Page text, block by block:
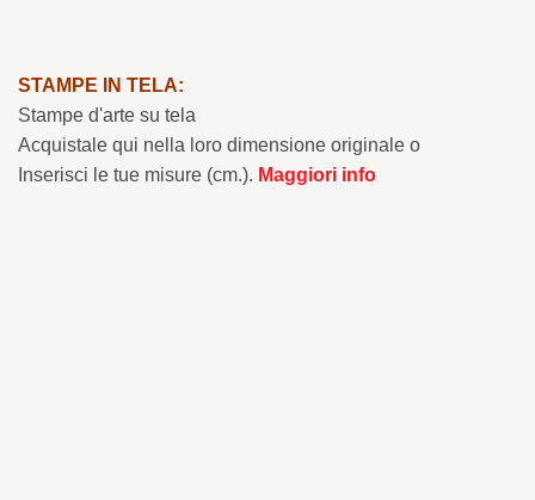
STAMPE IN TELA:
Stampe d'arte su tela
Acquistale qui nella loro dimensione originale o
Inserisci le tue misure (cm.). Maggiori info